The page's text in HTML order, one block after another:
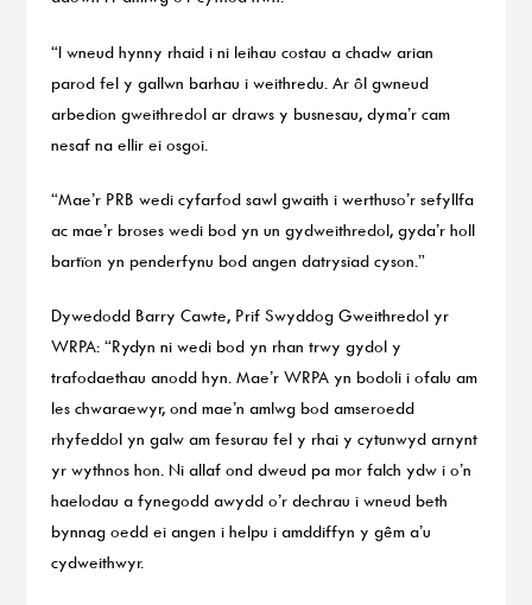
“I wneud hynny rhaid i ni leihau costau a chadw arian
parod fel y gallwn barhau i weithredu. Ar ôl gwneud
arbedion gweithredol ar draws y busnesau, dyma’r cam
nesaf na ellir ei osgoi.
“Mae’r PRB wedi cyfarfod sawl gwaith i werthuso’r sefyllfa
ac mae’r broses wedi bod yn un gydweithredol, gyda’r holl
bartïon yn penderfynu bod angen datrysiad cyson.”
Dywedodd Barry Cawte, Prif Swyddog Gweithredol yr
WRPA: “Rydyn ni wedi bod yn rhan trwy gydol y
trafodaethau anodd hyn. Mae’r WRPA yn bodoli i ofalu am
les chwaraewyr, ond mae’n amlwg bod amseroedd
rhyfeddol yn galw am fesurau fel y rhai y cytunwyd arnynt
yr wythnos hon. Ni allaf ond dweud pa mor falch ydw i o’n
haelodau a fynegodd awydd o’r dechrau i wneud beth
bynnag oedd ei angen i helpu i amddiffyn y gêm a’u
cydweithwyr.